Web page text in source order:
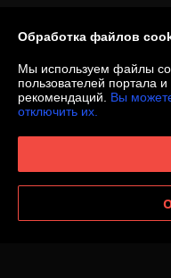
Контакты
Доставка и оплата
Полная версия сайта
Обработка файлов
Мы используем файлы
пользователей портала
рекомендаций. Вы
отключить их.